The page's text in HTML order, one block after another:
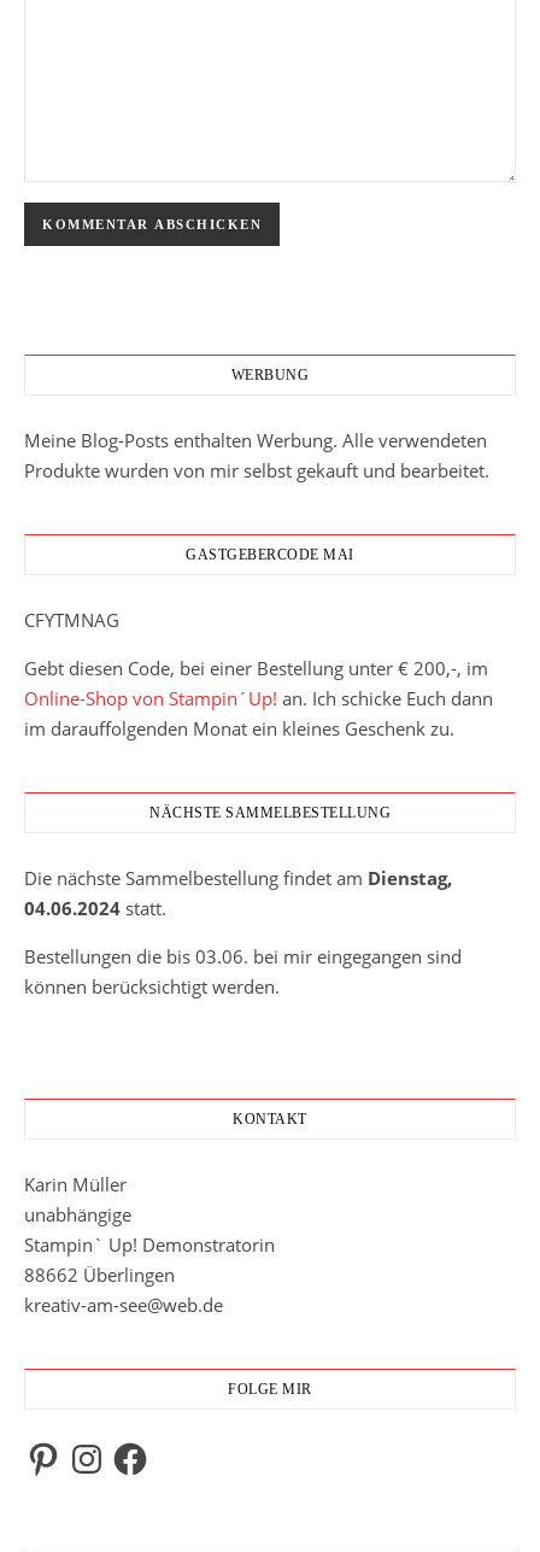
WERBUNG
Meine Blog-Posts enthalten Werbung. Alle verwendeten
Produkte wurden von mir selbst gekauft und bearbeitet.
GASTGEBERCODE MAI
CFYTMNAG
Gebt diesen Code, bei einer Bestellung unter € 200,-, im
Online-Shop von Stampin´Up! an. Ich schicke Euch dann
im darauffolgenden Monat ein kleines Geschenk zu.
NÄCHSTE SAMMELBESTELLUNG
Die nächste Sammelbestellung findet am Dienstag,
04.06.2024 statt.
Bestellungen die bis 03.06. bei mir eingegangen sind
können berücksichtigt werden.
KONTAKT
Karin Müller
unabhängige
Stampin` Up! Demonstratorin
88662 Überlingen
kreativ-am-see@web.de
FOLGE MIR
PinterestInstagramFacebook